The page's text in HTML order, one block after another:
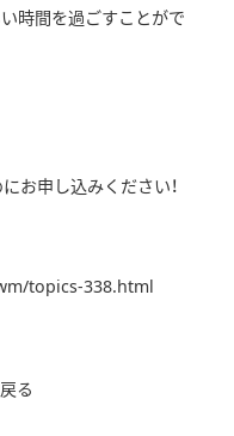
時間を過ごすことがで
お申し込みください！
topics-338.html
る